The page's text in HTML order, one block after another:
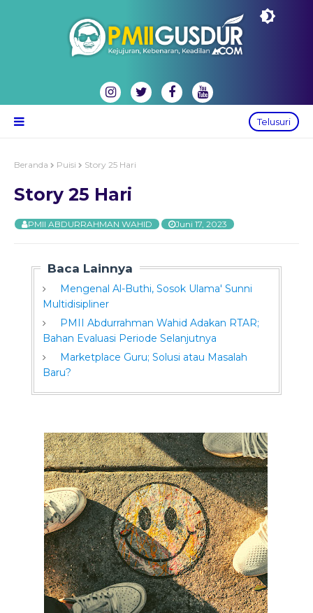
Telusuri
Beranda Puisi Story 25 Hari
Story 25 Hari
PMII ABDURRAHMAN WAHID Juni 17, 2023
Baca Lainnya
Mengenal Al-Buthi, Sosok Ulama' Sunni
Multidisipliner
PMII Abdurrahman Wahid Adakan RTAR;
Bahan Evaluasi Periode Selanjutnya
Marketplace Guru; Solusi atau Masalah
Baru?